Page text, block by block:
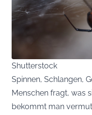
Shutterstock
Spinnen, Schlangen,
Menschen fragt, was
bekommt man